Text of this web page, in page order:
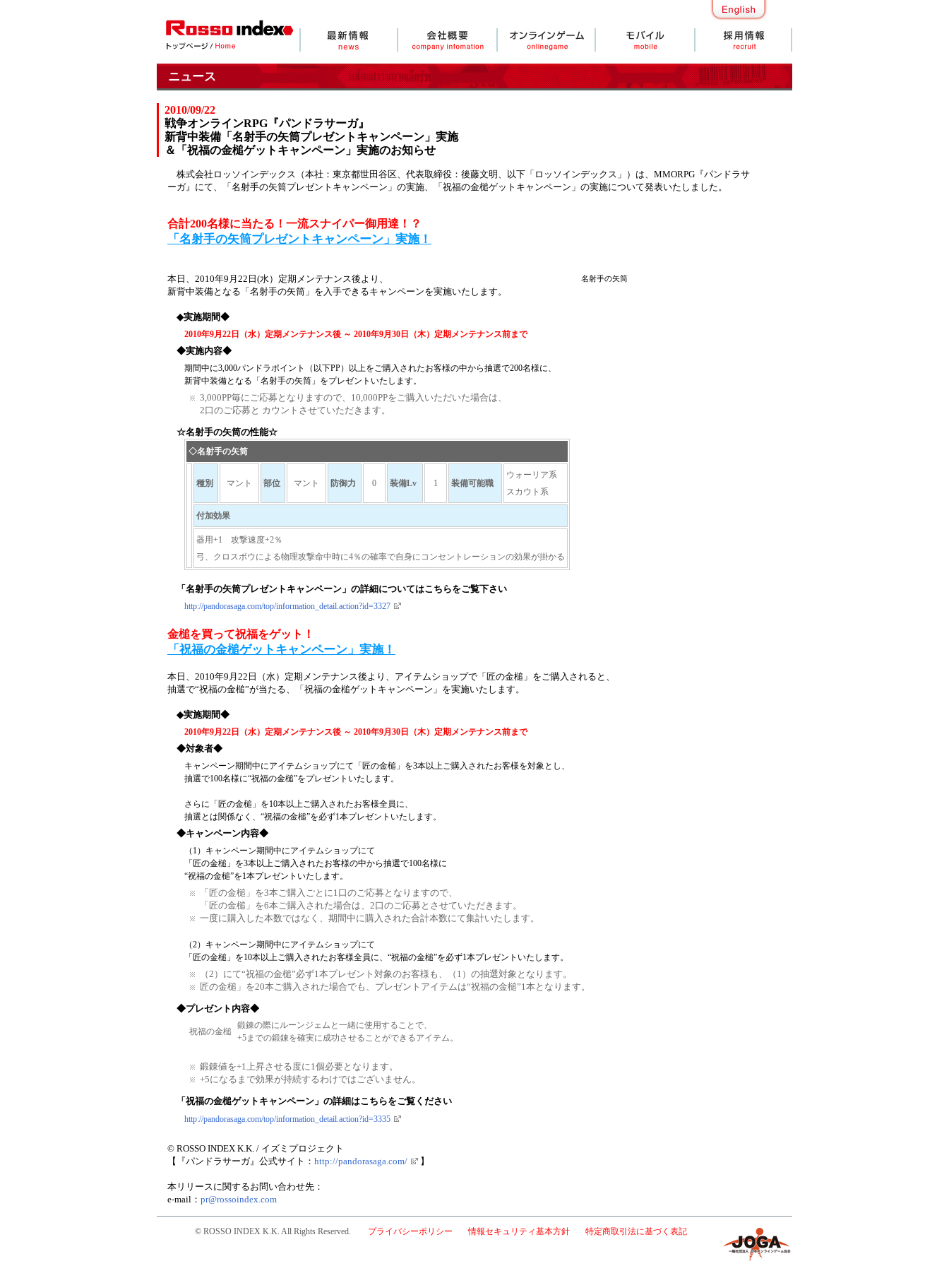
ニュース
2010/09/22
戦争オンラインRPG『パンドラサーガ』
新背中装備「名射手の矢筒プレゼントキャンペーン」実施
＆「祝福の金槌ゲットキャンペーン」実施のお知らせ
株式会社ロッソインデックス（本社：東京都世田谷区、代表取締役：後藤文明、以下「ロッソインデックス」）は、MMORPG『パンドラサ
ーガ』にて、「名射手の矢筒プレゼントキャンペーン」の実施、「祝福の金槌ゲットキャンペーン」の実施について発表いたしました。
合計200名様に当たる！一流スナイパー御用達！？
「名射手の矢筒プレゼントキャンペーン」実施！
名射手の矢筒
本日、2010年9月22日(水）定期メンテナンス後より、
新背中装備となる「名射手の矢筒」を入手できるキャンペーンを実施いたします。
◆実施期間◆
2010年9月22日（水）定期メンテナンス後 ～ 2010年9月30日（木）定期メンテナンス前まで
◆実施内容◆
期間中に3,000パンドラポイント（以下PP）以上をご購入されたお客様の中から抽選で200名様に、
新背中装備となる「名射手の矢筒」をプレゼントいたします。
3,000PP毎にご応募となりますので、10,000PPをご購入いただいた場合は、
2口のご応募と カウントさせていただきます。
☆名射手の矢筒の性能☆
◇名射手の矢筒
種別 マント 部位 マント 防御力 0 装備Lv 1 装備可能職
ウォーリア系
スカウト系
付加効果
器用+1 攻撃速度+2％
弓、クロスボウによる物理攻撃命中時に4％の確率で自身にコンセントレーションの効果が掛かる
「名射手の矢筒プレゼントキャンペーン」の詳細についてはこちらをご覧下さい
http://pandorasaga.com/top/information_detail.action?id=3327
金槌を買って祝福をゲット！
「祝福の金槌ゲットキャンペーン」実施！
本日、2010年9月22日（水）定期メンテナンス後より、アイテムショップで「匠の金槌」をご購入されると、
抽選で“祝福の金槌”が当たる、「祝福の金槌ゲットキャンペーン」を実施いたします。
◆実施期間◆
2010年9月22日（水）定期メンテナンス後 ～ 2010年9月30日（木）定期メンテナンス前まで
◆対象者◆
キャンペーン期間中にアイテムショップにて「匠の金槌」を3本以上ご購入されたお客様を対象とし、
抽選で100名様に“祝福の金槌”をプレゼントいたします。
さらに「匠の金槌」を10本以上ご購入されたお客様全員に、
抽選とは関係なく、“祝福の金槌”を必ず1本プレゼントいたします。
◆キャンペーン内容◆
（1）キャンペーン期間中にアイテムショップにて
「匠の金槌」を3本以上ご購入されたお客様の中から抽選で100名様に
“祝福の金槌”を1本プレゼントいたします。
「匠の金槌」を3本ご購入ごとに1口のご応募となりますので、
「匠の金槌」を6本ご購入された場合は、2口のご応募とさせていただきます。
一度に購入した本数ではなく、期間中に購入された合計本数にて集計いたします。
（2）キャンペーン期間中にアイテムショップにて
「匠の金槌」を10本以上ご購入されたお客様全員に、“祝福の金槌”を必ず1本プレゼントいたします。
（2）にて“祝福の金槌”必ず1本プレゼント対象のお客様も、（1）の抽選対象となります。
匠の金槌」を20本ご購入された場合でも、プレゼントアイテムは“祝福の金槌”1本となります。
◆プレゼント内容◆
祝福の金槌
鍛錬の際にルーンジェムと一緒に使用することで、
+5までの鍛錬を確実に成功させることができるアイテム。
鍛錬値を+1上昇させる度に1個必要となります。
+5になるまで効果が持続するわけではございません。
「祝福の金槌ゲットキャンペーン」の詳細はこちらをご覧ください
http://pandorasaga.com/top/information_detail.action?id=3335
© ROSSO INDEX K.K. / イズミプロジェクト
【『パンドラサーガ』公式サイト： http://pandorasaga.com/ 】
本リリースに関するお問い合わせ先：
e-mail： pr@rossoindex.com